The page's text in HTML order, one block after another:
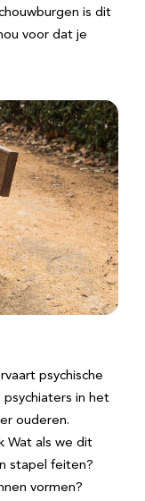
is dit
voor dat je
psychische
psychiaters in het
ouderen.
Wat als we dit
stapel feiten?
vormen?